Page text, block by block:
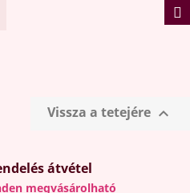
Vissza a tetejére 
átvétel
megvásárolható